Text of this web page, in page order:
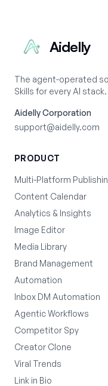
Aidelly
The agent-operated
Skills for every AI stack.
Aidelly Corporation
support@aidelly.com
PRODUCT
Multi-Platform
Content Calendar
Analytics & Insights
Image Editor
Media Library
Brand Management
Automation
Inbox DM Automation
Agentic Workflows
Competitor Spy
Creator Clone
Viral Trends
Link in Bio